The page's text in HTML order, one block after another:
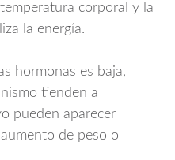
corporal y la
la energía.
hormonas es baja,
tienden a
pueden aparecer
de peso o